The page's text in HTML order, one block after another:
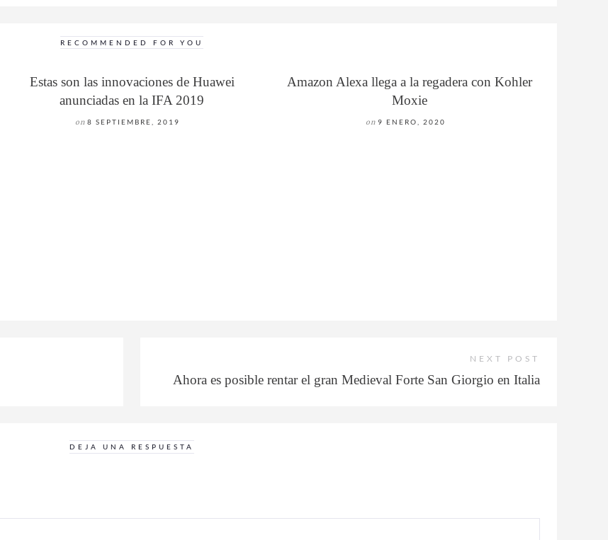
RECOMMENDED FOR YOU
Estas son las innovaciones de Huawei
anunciadas en la IFA 2019
on 8 SEPTIEMBRE, 2019
Amazon Alexa llega a la regadera con Kohler
Moxie
on 9 ENERO, 2020
NEXT POST
Ahora es posible rentar el gran Medieval Forte San Giorgio en Italia
DEJA UNA RESPUESTA